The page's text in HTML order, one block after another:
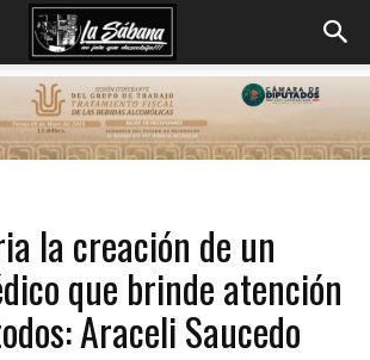
la creación de un
que brinde atención
Araceli Saucedo